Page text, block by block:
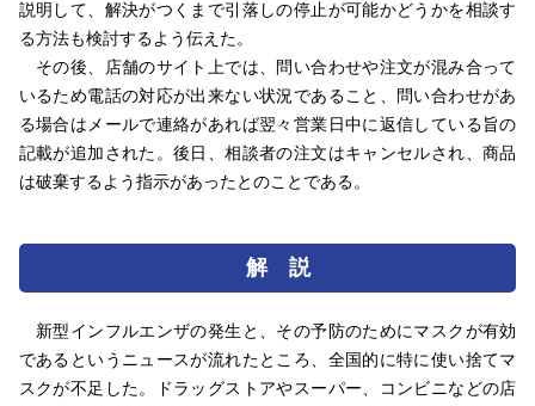
説明して、解決がつくまで引落しの停止が可能かどうかを相談す
る方法も検討するよう伝えた。
その後、店舗のサイト上では、問い合わせや注文が混み合って
いるため電話の対応が出来ない状況であること、問い合わせがあ
る場合はメールで連絡があれば翌々営業日中に返信している旨の
記載が追加された。後日、相談者の注文はキャンセルされ、商品
は破棄するよう指示があったとのことである。
解 説
新型インフルエンザの発生と、その予防のためにマスクが有効
であるというニュースが流れたところ、全国的に特に使い捨てマ
スクが不足した。ドラッグストアやスーパー、コンビニなどの店